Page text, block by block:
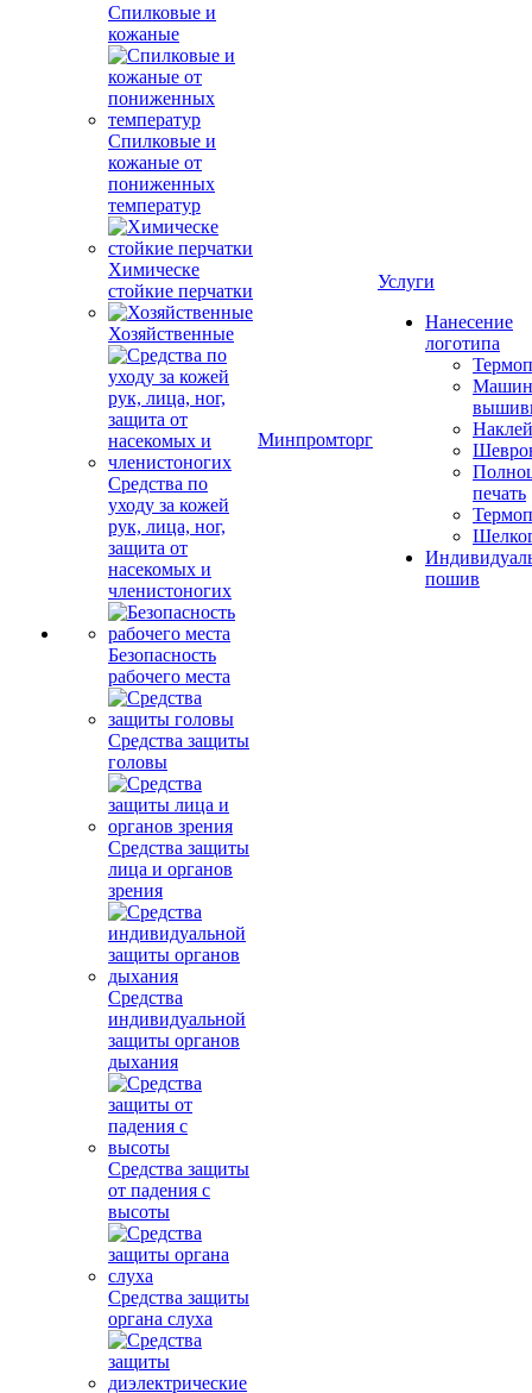
Спилковые и
кожаные
Спилковые и
кожаные от
пониженных
температур
Химическе
стойкие перчатки
Хозяйственные
Средства по
уходу за кожей
рук, лица, ног,
защита от
насекомых и
членистоногих
Безопасность
рабочего места
Средства защиты
головы
Средства защиты
лица и органов
зрения
Средства
индивидуальной
защиты органов
дыхания
Средства защиты
от падения с
высоты
Средства защиты
органа слуха
Минпромторг
Услуги
Нанесение
логотипа
печать
пошив